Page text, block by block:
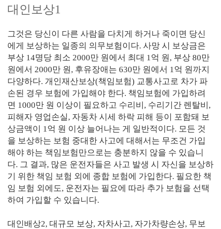
대인보상1
그것은 당신이 다른 사람을 다치게 하거나 죽이면 당신
에게 보상하는 일종의 의무보험이다. 사망 시 보상금은
부상 14명당 최소 2000만 원에서 최대 1억 원, 부상 80만
원에서 2000만 원, 후유장애는 630만 원에서 1억 원까지
다양하다. 개인재산보상(책임보험) 교통사고로 차가 파
손된 경우 보험에 가입해야 한다. 책임보험에 가입하려
면 1000만 원 이상이 필요하고 수리비, 수리기간 렌탈비,
피해자 영업손실, 자동차 시세 하락 피해 등이 포함돼 보
상금액이 1억 원 이상 늘어나는 게 일반적이다. 모든 것
을 보상하는 보험 중대한 사고에 대해서는 무조건 가입
해야 하는 책임보험만으로는 충분하지 않을 수 있습니
다. 그 결과, 많은 운전자들은 사고 발생 시 자신을 보상하
기 위한 책임 보험 외에 종합 보험에 가입한다. 필요한 책
임 보험 외에도, 운전자는 필요에 따라 추가 보험을 선택
하여 가입할 수 있습니다.
대인배상2, 대규모 보상, 자차사고, 자가차량손상, 무보